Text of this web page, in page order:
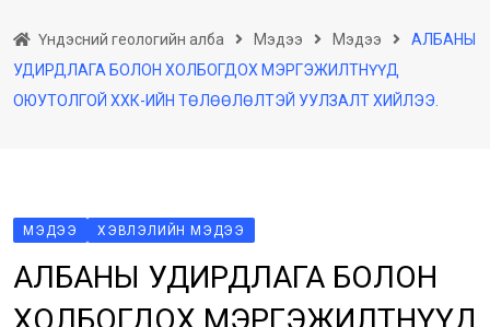
Бидний тухай
Үйлчилгээ
Ил тод байдал
Танин мэдэхүй
Үндэсний геологийн алба Мэдээ Мэдээ
АЛБАНЫ
УДИРДЛАГА БОЛОН ХОЛБОГДОХ МЭРГЭЖИЛТНҮҮД
ОЮУТОЛГОЙ ХХК-ИЙН ТӨЛӨӨЛӨЛТЭЙ УУЛЗАЛТ ХИЙЛЭЭ.
МЭДЭЭ ХЭВЛЭЛИЙН МЭДЭЭ
АЛБАНЫ УДИРДЛАГА БОЛОН